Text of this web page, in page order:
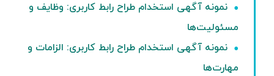
نمونه آگهی استخدام طراح رابط کاربری: وظایف و
مسئولیت‌ها
نمونه آگهی استخدام طراح رابط کاربری: الزامات و
مهارت‌ها